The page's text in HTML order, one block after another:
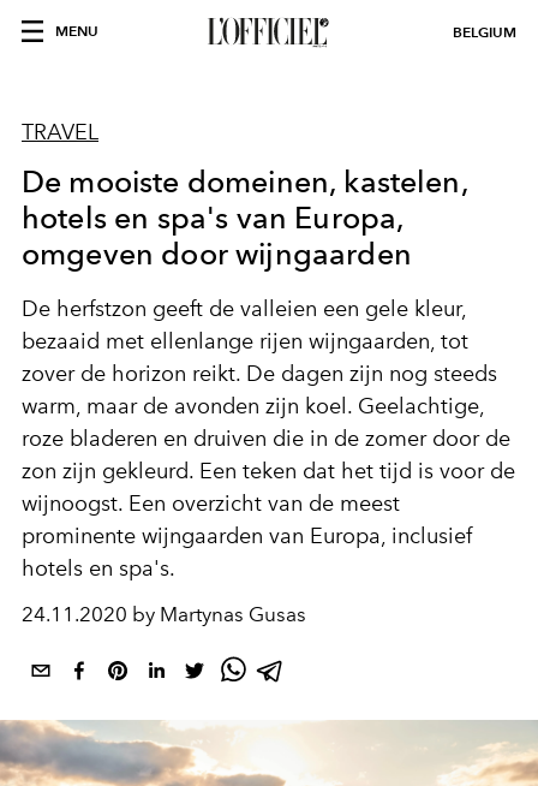
MENU BELGIUM
TRAVEL
De mooiste domeinen, kastelen,
hotels en spa's van Europa,
omgeven door wijngaarden
De herfstzon geeft de valleien een gele kleur,
bezaaid met ellenlange rijen wijngaarden, tot
zover de horizon reikt. De dagen zijn nog steeds
warm, maar de avonden zijn koel. Geelachtige,
roze bladeren en druiven die in de zomer door de
zon zijn gekleurd. Een teken dat het tijd is voor de
wijnoogst. Een overzicht van de meest
prominente wijngaarden van Europa, inclusief
hotels en spa's.
24.11.2020 by Martynas Gusas